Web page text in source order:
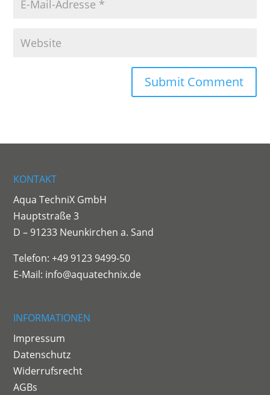
KONTAKT
Aqua TechniX GmbH
Hauptstraße 3
D – 91233 Neunkirchen a. Sand
Telefon: +49 9123 9499-50
E-Mail: info@aquatechnix.de
INFORMATIONEN
Impressum
Datenschutz
Widerrufsrecht
AGBs